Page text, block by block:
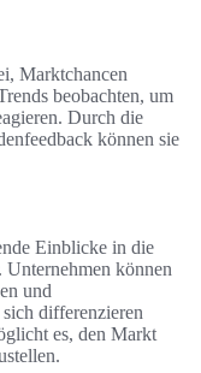
Marktchancen
beobachten, um
Durch die
können sie
Einblicke in die
können
und
differenzieren
es, den Markt